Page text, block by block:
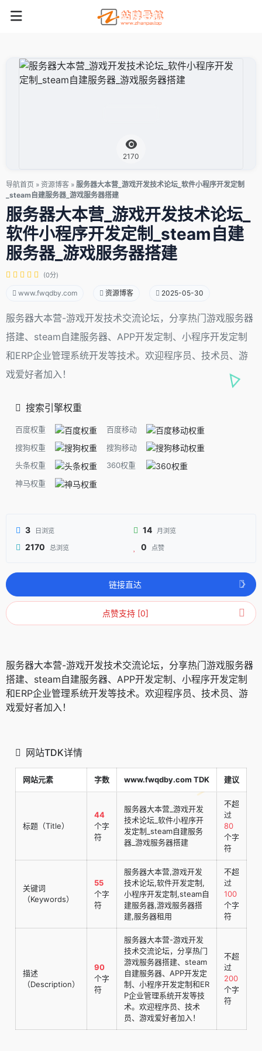
2170
导航首页 » 资源博客 » 服务器大本营_游戏开发技术论坛_软件小程序开发定制
_steam自建服务器_游戏服务器搭建
服务器大本营_游戏开发技术论坛_
软件小程序开发定制_steam自建
服务器_游戏服务器搭建
(0分)
www.fwqdby.com 资源博客 2025-05-30
服务器大本营-游戏开发技术交流论坛，分享热门游戏服务器
搭建、steam自建服务器、APP开发定制、小程序开发定制
和ERP企业管理系统开发等技术。欢迎程序员、技术员、游
戏爱好者加入！
搜索引擎权重
百度权重
百度移动
搜狗权重
搜狗移动
头条权重
360权重
神马权重
3 日浏览 14 月浏览
2170 总浏览 0 点赞
链接直达
点赞支持 [0]
服务器大本营-游戏开发技术交流论坛，分享热门游戏服务器
搭建、steam自建服务器、APP开发定制、小程序开发定制
和ERP企业管理系统开发等技术。欢迎程序员、技术员、游
戏爱好者加入！
网站TDK详情
网站元素 字数 www.fwqdby.com TDK 建议
标题（Title）
44
个字
符
服务器大本营_游戏开发
技术论坛_软件小程序开
发定制_steam自建服务
器_游戏服务器搭建
不超
过
80
个字
符
关键词
（Keywords）
55
个字
符
服务器大本营,游戏开发
技术论坛,软件开发定制,
小程序开发定制,steam自
建服务器,游戏服务器搭
建,服务器租用
不超
过
100
个字
符
描述
（Description）
90
个字
符
服务器大本营-游戏开发
技术交流论坛，分享热门
游戏服务器搭建、steam
自建服务器、APP开发定
制、小程序开发定制和ER
P企业管理系统开发等技
术。欢迎程序员、技术
员、游戏爱好者加入！
不超
过
200
个字
符